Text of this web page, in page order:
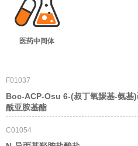
医药中间体
F01037
Boc-ACP-Osu 6-(叔丁氧羰基-氨基)己酸 N-琥珀
酰亚胺基酯
C01054